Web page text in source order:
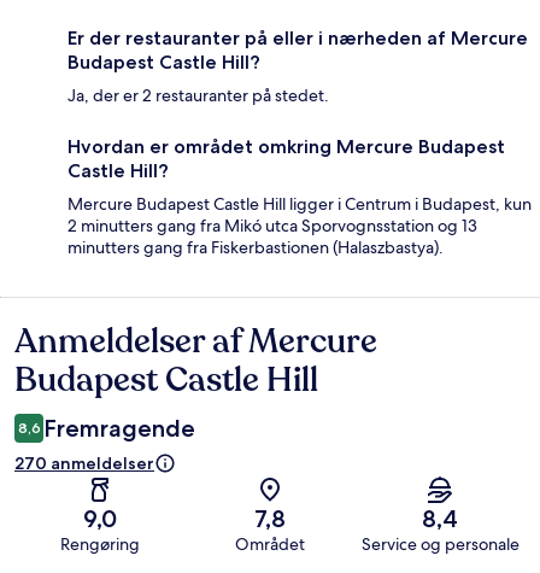
Er der restauranter på eller i nærheden af Mercure
Budapest Castle Hill?
Ja, der er 2 restauranter på stedet.
Hvordan er området omkring Mercure Budapest
Castle Hill?
Mercure Budapest Castle Hill ligger i Centrum i Budapest, kun
2 minutters gang fra Mikó utca Sporvognsstation og 13
minutters gang fra Fiskerbastionen (Halaszbastya).
Anmeldelser
Anmeldelser af Mercure
Budapest Castle Hill
8,6 Fremragende
270 anmeldelser
9,0
Rengøring
7,8
Området
8,4
Service og personale